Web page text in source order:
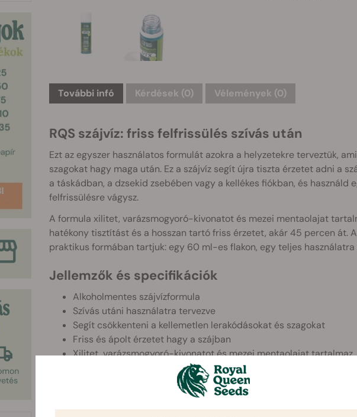
További infó Kérdések (0) Vélemények (0)
RQS szájvíz: friss felfrissülés szívás után
Ezt az egyszer használatos formulát azokra a helyzetekre terveztük,
szagokat hagy maga után. Ez a szájvíz segít újra tiszta érzetet adni a
a táskádban, a dzsekid zsebében vagy a kellékes fiókban, és
felfrissülésre vágysz.
A formula xilitet, varázsmogyoró-kivonatot és mezei mentaolajat
hatékony tisztítást és a hosszan tartó friss érzetet, akár 45 percen át.
praktikus formában tartjuk: egy 60 ml-es flakon, egy teljes
Jellemzők és specifikációk
Alkoholmentes szájvízformula
Szívás utáni használatra tervezve
Segít csökkenteni a kellemetlen lerakódásokat és szagokat
Friss és ápolt érzetet hagy a szájban
Xilitet, varázsmogyoró-kivonatot és mezei mentaolajat tartalmaz
Kompakt, 60 ml-es flakon
Egyszer használatos kiszerelés